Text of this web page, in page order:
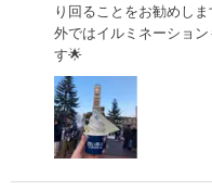
り回ることをお勧めし
外ではイルミネーショ
す🌟